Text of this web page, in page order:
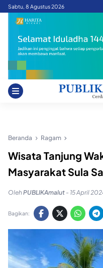
SkipSabtu, 8 Agustus 2026
Beranda Ragam
Wisata Tanjung
Masyarakat Sula
OlehPUBLIKAmalut - 15 April
Bagikan: